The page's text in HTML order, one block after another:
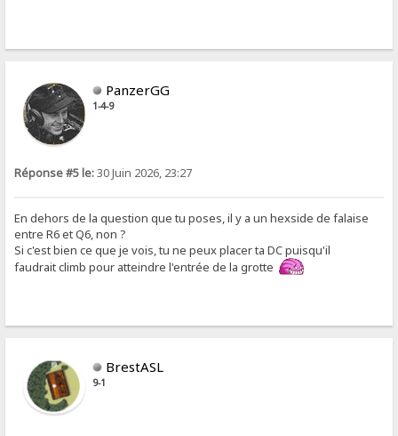
PanzerGG
1-4-9
Réponse #5 le:30 Juin 2026, 23:27
En dehors de la question que tu poses, il y a un hexside de falaise
entre R6 et Q6, non ?
Si c'est bien ce que je vois, tu ne peux placer ta DC puisqu'il
faudrait climb pour atteindre l'entrée de la grotte
BrestASL
9-1